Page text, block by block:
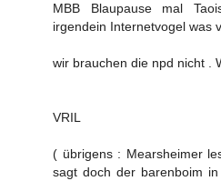
MBB Blaupause mal
irgendein Internetvogel was
wir brauchen die npd nicht .
VRIL
( übrigens : Mearsheimer
sagt doch der barenboim